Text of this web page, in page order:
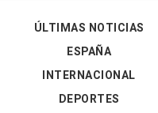
ÚLTIMAS NOTICIAS
ESPAÑA
INTERNACIONAL
DEPORTES